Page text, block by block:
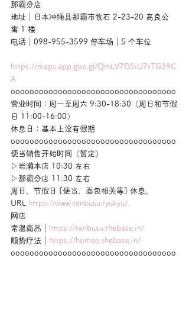
那霸分店
地址｜日本冲绳县那霸市牧石 2-23-20 高良公
寓 1 楼
电话｜098-955-3599 停车场｜5 个车位
https://maps.app.goo.gl/QmLV7D5iU7tTG39C
A
ooooooooooooooooooooooooooooooooooo
营业时间：周一至周六 9:30-18:30（周日和节假
日 11:00-16:00）
休息日：基本上没有假期
ooooooooooooooooooooooooooooooooooo
便当销售开始时间（暂定）
▷岩濑本店 10:30 左右
▷那霸分店 11:30 左右
周日、节假日 [便当、面包相关等] 休息。
URL
https://www.tenbusu.ryukyu/。
网店
常温商品｜
https://tenbusu.thebase.in/
顺势疗法｜
https://homeo.thebase.in/
ooooooooooooooooooooooooooooooooooo